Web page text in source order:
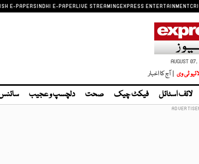
E-PAPERSINDHI E-PAPERLIVE STREAMINGEXPRESS ENTERTAINMENT
AUGUST
ٹی وی | آج کا اخبار
لائف اسٹائل فیکٹ چیک صحت دلچسپ و عجیب